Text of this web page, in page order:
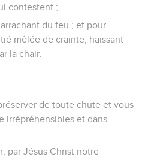
contestent ;
du feu ; et pour
mêlée de crainte, haïssant
la chair.
de toute chute et vous
irrépréhensibles et dans
par Jésus Christ notre